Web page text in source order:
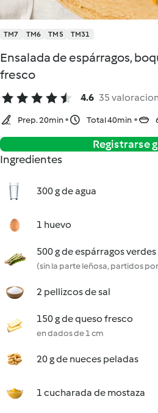
TM7 TM6 TM5 TM31
Ensalada de espárragos,
fresco
4.6 35
Prep. 20min Total 40min
Registrarse
Ingredientes
300 g de agua
1 huevo
500 g de espárragos verdes
(sin la parte leñosa, partidos
2 pellizcos de sal
150 g de queso fresco
en dados de 1 cm
20 g de nueces peladas
1 cucharada de mostaza